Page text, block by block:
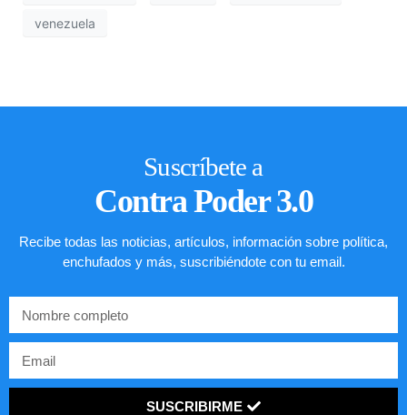
venezuela
Suscríbete a
Contra Poder 3.0
Recibe todas las noticias, artículos, información sobre política,
enchufados y más, suscribiéndote con tu email.
SUSCRIBIRME